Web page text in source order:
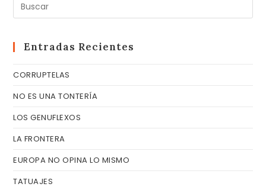
Entradas Recientes
CORRUPTELAS
NO ES UNA TONTERÍA
LOS GENUFLEXOS
LA FRONTERA
EUROPA NO OPINA LO MISMO
TATUAJES